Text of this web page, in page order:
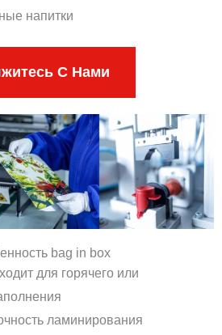
напитки
С Нами
bag in box
для горячего или
ламинирования